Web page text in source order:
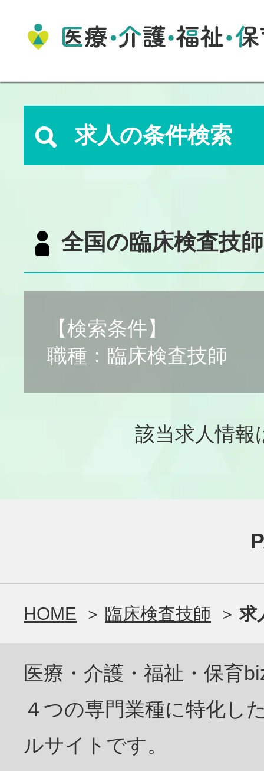
求人の条件検索
全国の臨床検査技
【検索条件】
職種：臨床検査技師
該当求人情
HOME 臨床検査技師 求
医療・介護・福祉・保育
４つの専門業種に特化し
ルサイトです。